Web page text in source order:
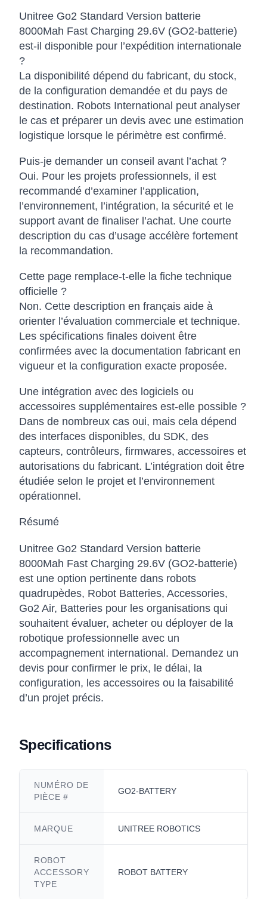
Unitree Go2 Standard Version batterie
8000Mah Fast Charging 29.6V (GO2-batterie)
est-il disponible pour l’expédition internationale
?
La disponibilité dépend du fabricant, du stock,
de la configuration demandée et du pays de
destination. Robots International peut analyser
le cas et préparer un devis avec une estimation
logistique lorsque le périmètre est confirmé.
Puis-je demander un conseil avant l’achat ?
Oui. Pour les projets professionnels, il est
recommandé d’examiner l’application,
l’environnement, l’intégration, la sécurité et le
support avant de finaliser l’achat. Une courte
description du cas d’usage accélère fortement
la recommandation.
Cette page remplace-t-elle la fiche technique
officielle ?
Non. Cette description en français aide à
orienter l’évaluation commerciale et technique.
Les spécifications finales doivent être
confirmées avec la documentation fabricant en
vigueur et la configuration exacte proposée.
Une intégration avec des logiciels ou
accessoires supplémentaires est-elle possible ?
Dans de nombreux cas oui, mais cela dépend
des interfaces disponibles, du SDK, des
capteurs, contrôleurs, firmwares, accessoires et
autorisations du fabricant. L’intégration doit être
étudiée selon le projet et l’environnement
opérationnel.
Résumé
Unitree Go2 Standard Version batterie
8000Mah Fast Charging 29.6V (GO2-batterie)
est une option pertinente dans robots
quadrupèdes, Robot Batteries, Accessories,
Go2 Air, Batteries pour les organisations qui
souhaitent évaluer, acheter ou déployer de la
robotique professionnelle avec un
accompagnement international. Demandez un
devis pour confirmer le prix, le délai, la
configuration, les accessoires ou la faisabilité
d’un projet précis.
Specifications
NUMÉRO DE
PIÈCE #
GO2-BATTERY
MARQUE UNITREE ROBOTICS
ROBOT
ACCESSORY
TYPE
ROBOT BATTERY